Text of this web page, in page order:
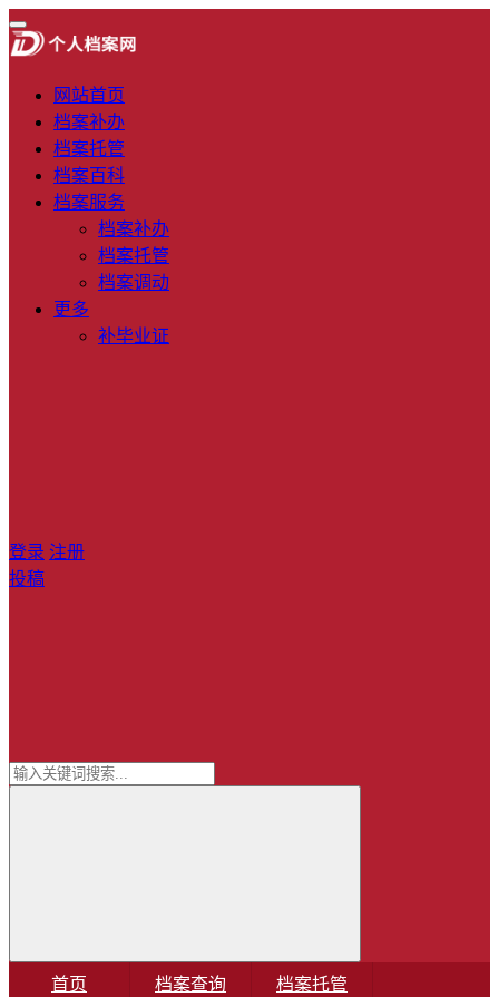
网站首页
档案补办
档案托管
档案百科
档案服务
档案补办
档案托管
档案调动
更多
补毕业证
登录 注册
投稿
首页 档案查询 档案托管